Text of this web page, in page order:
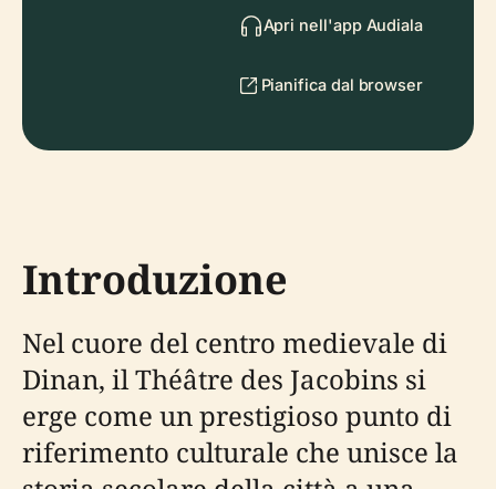
Apri nell'app Audiala
Pianifica dal browser
Introduzione
Nel cuore del centro medievale di
Dinan, il Théâtre des Jacobins si
erge come un prestigioso punto di
riferimento culturale che unisce la